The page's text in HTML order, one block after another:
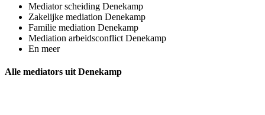
Mediator scheiding Denekamp
Zakelijke mediation Denekamp
Familie mediation Denekamp
Mediation arbeidsconflict Denekamp
En meer
Alle mediators uit Denekamp